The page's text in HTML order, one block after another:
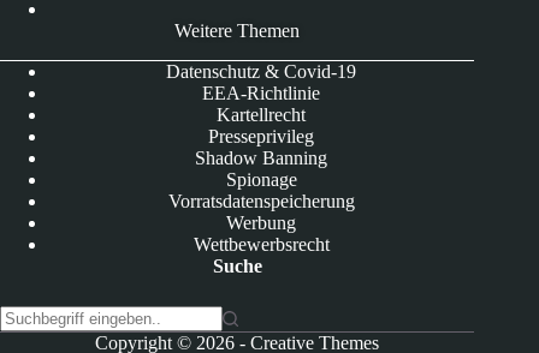
Weitere Themen
Datenschutz & Covid-19
EEA-Richtlinie
Kartellrecht
Presseprivileg
Shadow Banning
Spionage
Vorratsdatenspeicherung
Werbung
Wettbewerbsrecht
Suche
Copyright © 2026 -Creative Themes